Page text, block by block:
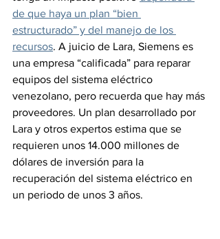
de que haya un plan “bien
estructurado” y del manejo de los
recursos. A juicio de Lara, Siemens es
una empresa “calificada” para reparar
equipos del sistema eléctrico
venezolano, pero recuerda que hay más
proveedores. Un plan desarrollado por
Lara y otros expertos estima que se
requieren unos 14.000 millones de
dólares de inversión para la
recuperación del sistema eléctrico en
un periodo de unos 3 años.